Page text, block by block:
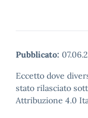
Pubblicato:
Eccetto dove
stato rilasciato
Attribuzione 4.0